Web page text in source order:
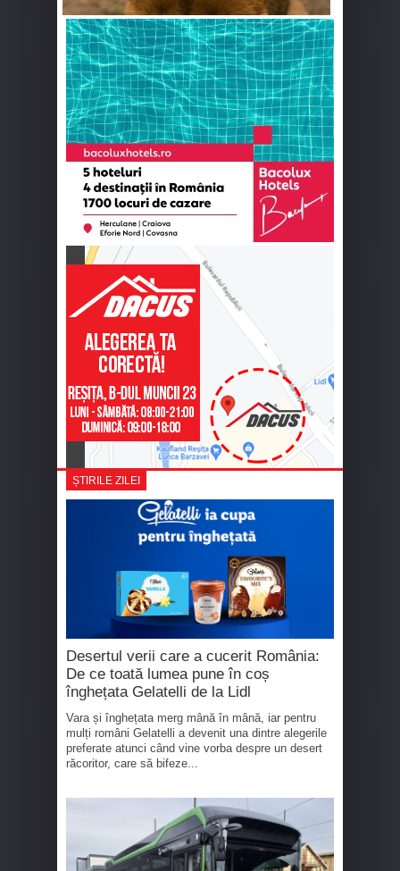
ȘTIRILE ZILEI
Desertul verii care a cucerit România:
De ce toată lumea pune în coș
înghețata Gelatelli de la Lidl
Vara și înghețata merg mână în mână, iar pentru
mulți români Gelatelli a devenit una dintre alegerile
preferate atunci când vine vorba despre un desert
răcoritor, care să bifeze...